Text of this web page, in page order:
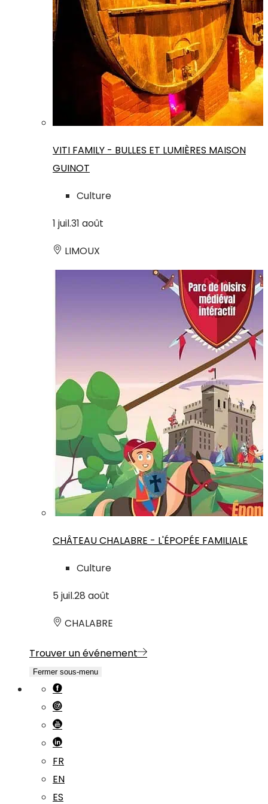
VITI FAMILY - BULLES ET LUMIÈRES MAISON
GUINOT
Culture
1 juil.31 août
LIMOUX
CHÂTEAU CHALABRE - L'ÉPOPÉE FAMILIALE
Culture
5 juil.28 août
CHALABRE
Trouver un événement
Fermer sous-menu
FR
EN
ES